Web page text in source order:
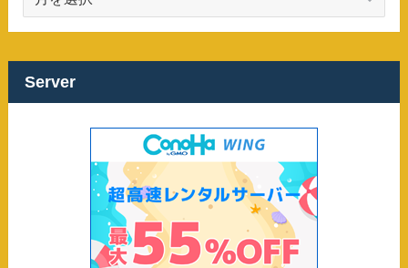
カ
イ
ブ
Server